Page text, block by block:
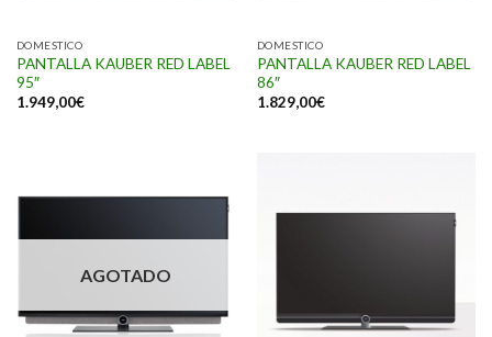
DOMESTICO
PANTALLA KAUBER RED LABEL
95″
1.949,00€
DOMESTICO
PANTALLA KAUBER RED LABEL
86″
1.829,00€
AGOTADO